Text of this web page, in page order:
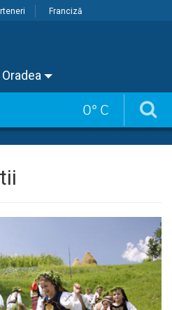
Franciză
Oradea
0° C